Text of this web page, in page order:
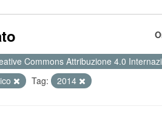
Commons Attribuzione 4.0
Tag: 2014